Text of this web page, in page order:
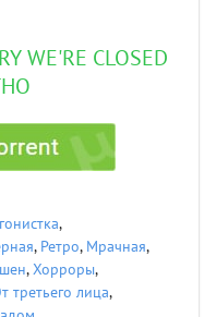
WE'RE CLOSED
,
, Ретро, Мрачная,
,Хорроры,
третьего лица,